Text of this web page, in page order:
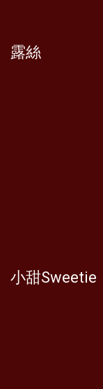
露絲
小甜Sweetie